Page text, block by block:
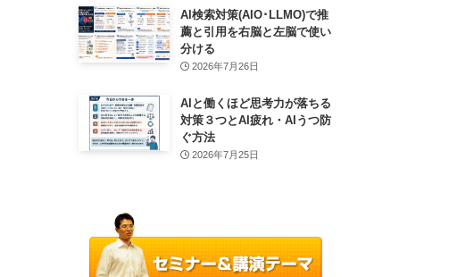
AI検索対策(AIO･LLMO)で推
薦と引用を右脳と左脳で使い
分ける
2026年7月26日
AIと働くほど思考力が落ちる
対策３つとAI疲れ・AIうつ防
ぐ方法
2026年7月25日